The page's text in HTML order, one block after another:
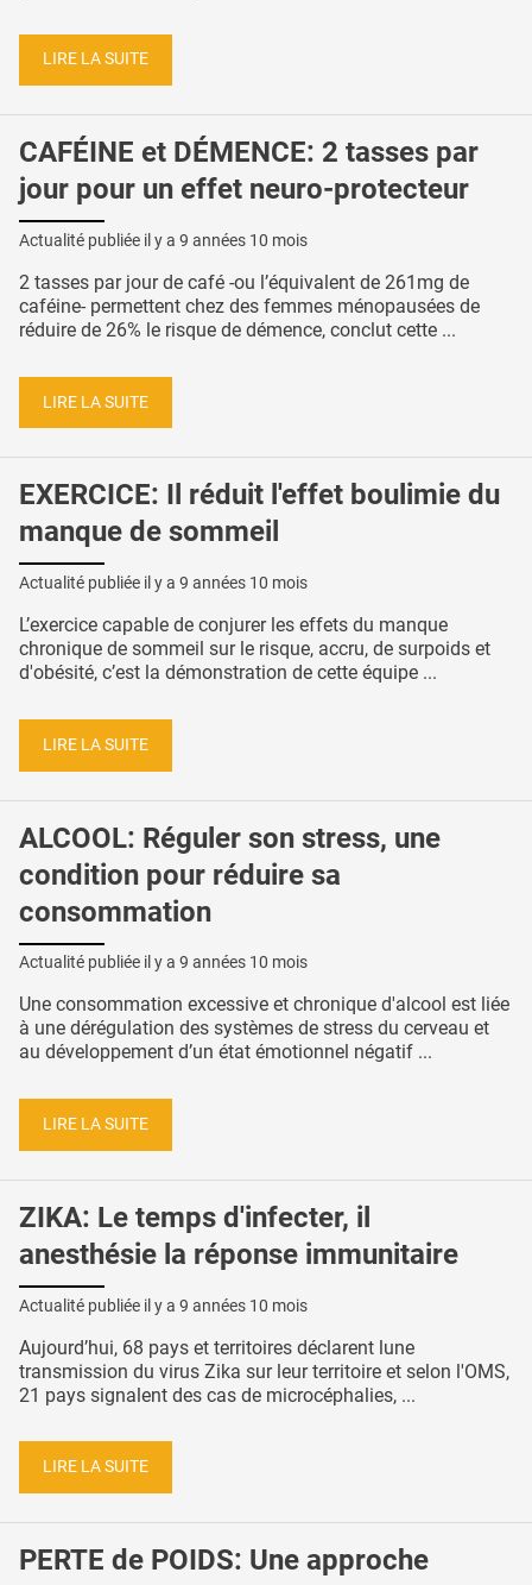
LIRE LA SUITE
CAFÉINE et DÉMENCE: 2 tasses par
jour pour un effet neuro-protecteur
Actualité publiée il y a 9 années 10 mois
2 tasses par jour de café -ou l’équivalent de 261mg de
caféine- permettent chez des femmes ménopausées de
réduire de 26% le risque de démence, conclut cette ...
LIRE LA SUITE
EXERCICE: Il réduit l'effet boulimie du
manque de sommeil
Actualité publiée il y a 9 années 10 mois
L’exercice capable de conjurer les effets du manque
chronique de sommeil sur le risque, accru, de surpoids et
d'obésité, c’est la démonstration de cette équipe ...
LIRE LA SUITE
ALCOOL: Réguler son stress, une
condition pour réduire sa
consommation
Actualité publiée il y a 9 années 10 mois
Une consommation excessive et chronique d'alcool est liée
à une dérégulation des systèmes de stress du cerveau et
au développement d’un état émotionnel négatif ...
LIRE LA SUITE
ZIKA: Le temps d'infecter, il
anesthésie la réponse immunitaire
Actualité publiée il y a 9 années 10 mois
Aujourd’hui, 68 pays et territoires déclarent lune
transmission du virus Zika sur leur territoire et selon l'OMS,
21 pays signalent des cas de microcéphalies, ...
LIRE LA SUITE
PERTE de POIDS: Une approche